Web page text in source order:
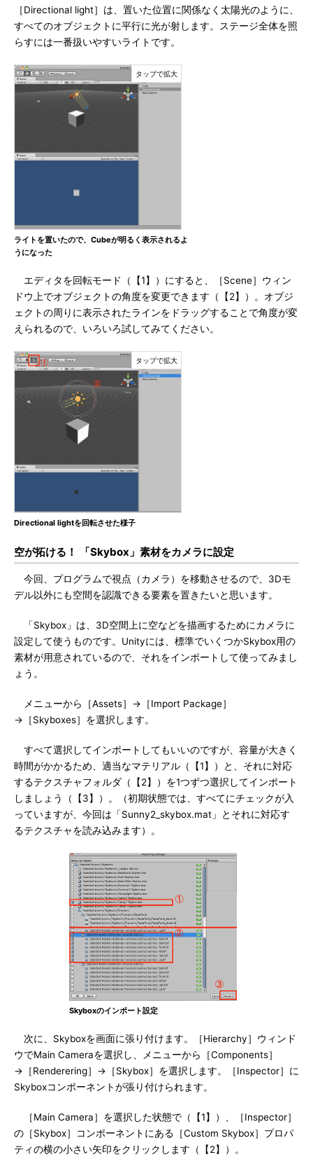
［Directional light］は、置いた位置に関係なく太陽光のように、
すべてのオブジェクトに平行に光が射します。ステージ全体を照
らすには一番扱いやすいライトです。
ライトを置いたので、Cubeが明るく表示されるよ
うになった
エディタを回転モード（【1】）にすると、［Scene］ウィン
ドウ上でオブジェクトの角度を変更できます（【2】）。オブジ
ェクトの周りに表示されたラインをドラッグすることで角度が変
えられるので、いろいろ試してみてください。
Directional lightを回転させた様子
空が拓ける！ 「Skybox」素材をカメラに設定
今回、プログラムで視点（カメラ）を移動させるので、3Dモ
デル以外にも空間を認識できる要素を置きたいと思います。
「Skybox」は、3D空間上に空などを描画するためにカメラに
設定して使うものです。Unityには、標準でいくつかSkybox用の
素材が用意されているので、それをインポートして使ってみまし
ょう。
メニューから［Assets］→［Import Package］
→［Skyboxes］を選択します。
すべて選択してインポートしてもいいのですが、容量が大きく
時間がかかるため、適当なマテリアル（【1】）と、それに対応
するテクスチャフォルダ（【2】）を1つずつ選択してインポート
しましょう（【3】）。（初期状態では、すべてにチェックが入
っていますが、今回は「Sunny2_skybox.mat」とそれに対応す
るテクスチャを読み込みます）。
Skyboxのインポート設定
次に、Skyboxを画面に張り付けます。［Hierarchy］ウィンド
ウでMain Cameraを選択し、メニューから［Components］
→［Renderering］→［Skybox］を選択します。［Inspector］に
Skyboxコンポーネントが張り付けられます。
［Main Camera］を選択した状態で（【1】）、［Inspector］
の［Skybox］コンポーネントにある［Custom Skybox］プロパ
ティの横の小さい矢印をクリックします（【2】）。